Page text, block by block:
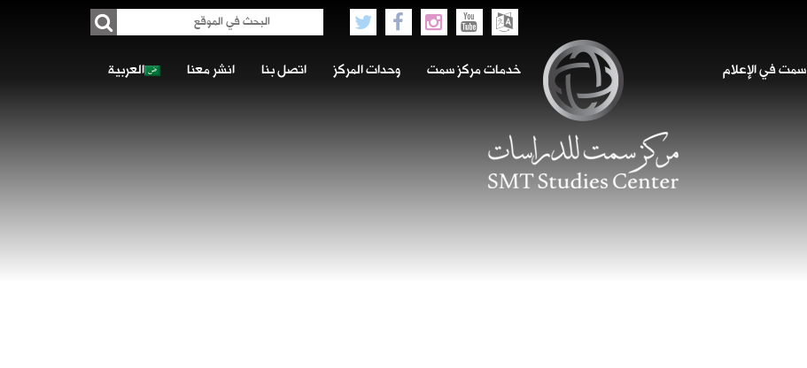
سمت في الإعلام خدمات مركز سمت وحدات المركز اتصل بنا انشر معنا العربية